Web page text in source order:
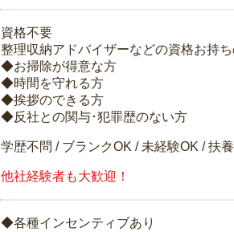
資格不要
整理収納アドバイザーなどの資格お持
◆お掃除が得意な方
◆時間を守れる方
◆挨拶のできる方
◆反社との関与･犯罪歴のない方
学歴不問 / ブランクOK / 未経験OK / 扶
他社経験者も大歓迎！
◆各種インセンティブあり